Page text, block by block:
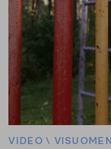
VIDEO \